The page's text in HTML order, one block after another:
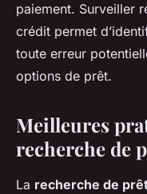
paiement. Surveiller
crédit permet
toute erreur
options de prêt.
Meilleures
recherche de
La recherche de